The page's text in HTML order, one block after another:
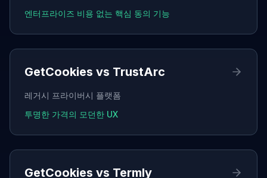
엔터프라이즈 비용 없는 핵심 동의 기능
GetCookies vs TrustArc
레거시 프라이버시 플랫폼
투명한 가격의 모던한 UX
GetCookies vs Termly